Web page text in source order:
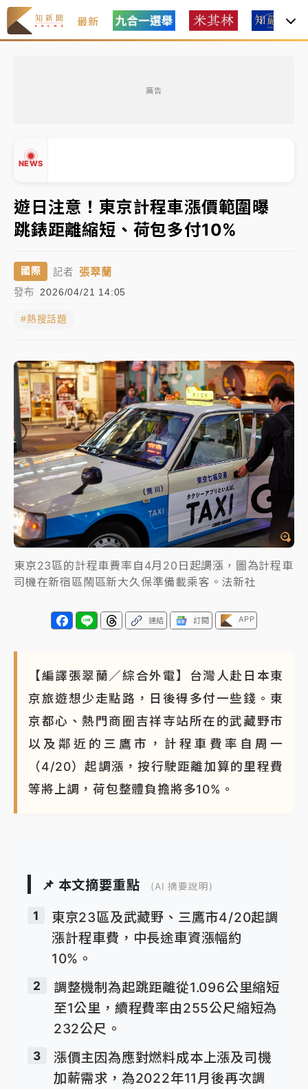
最新
廣告
NEWS
處置制度大變革！ 證交所今起縮短股票「關禁閉」天
數與撮合時間
才續任就飛美國大學面試 清大校長高為元致歉：機會
到來時引起我的好奇
白海豚颱風解除海警 西南風來了！4縣市大雨特報、各
分析｜
標？ 鴻海本週法說法人關注的四大重點
中租控股7月營收創今年新高 前7月獲利成長6%
獨家｜ 和欣客運總裁逝世！少東涉洗錢遭收押 戴手銬
腳鐐提前奔靈堂畫面曝
處置制度大變革！ 證交所今起縮短股票「關禁閉」天
數與撮合時間
才續任就飛美國大學面試 清大校長高為元致歉：機會
到來時引起我的好奇
白海豚颱風解除海警 西南風來了！4縣市大雨特報、各
地午後雷雨
遊日注意！東京計程車漲價範圍曝
跳錶距離縮短、荷包多付10%
國際 記者 張翠蘭
發布 2026/04/21 14:05
#熱搜話題
東京23區的計程車費率自4月20日起調漲，圖為計程車
司機在新宿區鬧區新大久保準備載乘客。法新社
連結 訂閱 APP
【編譯張翠蘭／綜合外電】台灣人赴日本東
京旅遊想少走點路，日後得多付一些錢。東
京都心、熱門商圈吉祥寺站所在的武藏野市
以及鄰近的三鷹市，計程車費率自周一
（4/20）起調漲，按行駛距離加算的里程費
等將上調，荷包整體負擔將多10%。
📌 本文摘要重點 (AI 摘要說明)
1
東京23區及武藏野、三鷹市4/20起調
漲計程車費，中長途車資漲幅約
10%。
2
調整機制為起跳距離從1.096公里縮短
至1公里，續程費率由255公尺縮短為
232公尺。
3
漲價主因為應對燃料成本上漲及司機
加薪需求，為2022年11月後再次調